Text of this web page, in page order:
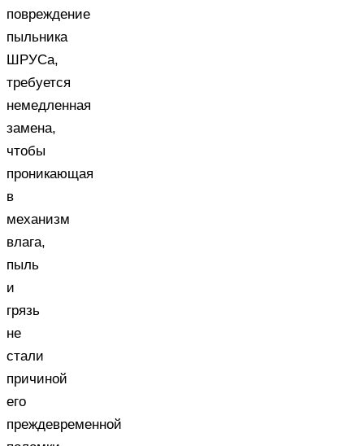
повреждение
пыльника
ШРУСа,
требуется
немедленная
замена,
чтобы
проникающая
в
механизм
влага,
пыль
и
грязь
не
стали
причиной
его
преждевременной